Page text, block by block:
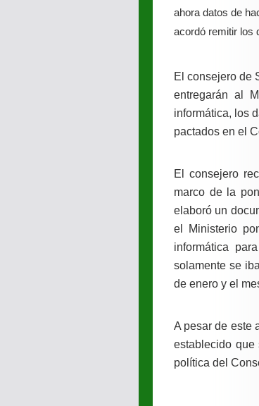
ahora datos de
acordó remitir los
El consejero de
entregarán al
informática, los
pactados en el
El consejero
marco de la
elaboró un
el Ministerio
informática
solamente se
de enero y el
A pesar de este
establecido que
política del